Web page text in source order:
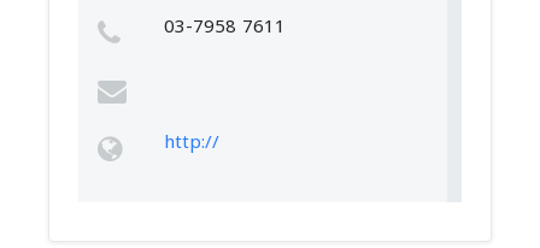
03-7958 7611
http://